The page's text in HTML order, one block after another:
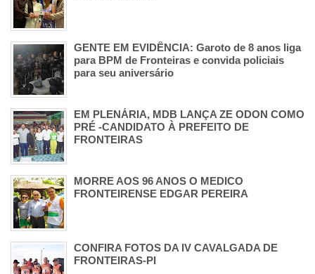
GENTE EM EVIDÊNCIA: Garoto de 8 anos liga
para BPM de Fronteiras e convida policiais
para seu aniversário
EM PLENÁRIA, MDB LANÇA ZE ODON COMO
PRÉ -CANDIDATO À PREFEITO DE
FRONTEIRAS
MORRE AOS 96 ANOS O MEDICO
FRONTEIRENSE EDGAR PEREIRA
CONFIRA FOTOS DA IV CAVALGADA DE
FRONTEIRAS-PI